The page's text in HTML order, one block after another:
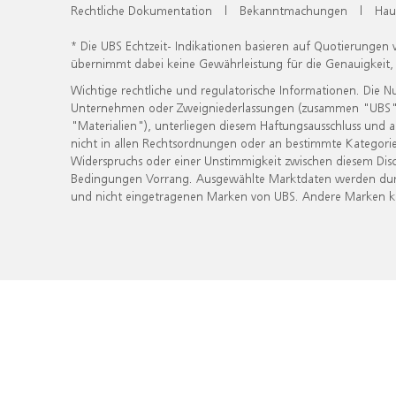
Rechtliche Dokumentation | Bekanntmachungen |
* Die UBS Echtzeit- Indikationen basieren auf
übernimmt dabei keine Gewährleistung für die
Wichtige rechtliche und regulatorische Informationen. Die
Unternehmen oder Zweigniederlassungen (zusammen
"Materialien"), unterliegen diesem Haftungsausschluss
nicht in allen Rechtsordnungen oder an bestimmte
Widerspruchs oder einer Unstimmigkeit zwischen diesem
Bedingungen Vorrang. Ausgewählte Marktdaten werden
und nicht eingetragenen Marken von UBS. Andere Marken